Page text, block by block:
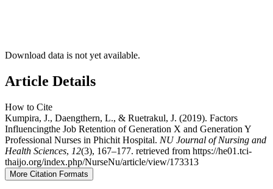
Download data is not yet available.
Article Details
How to Cite
Kumpira, J., Daengthern, L., & Ruetrakul, J. (2019). Factors
Influencingthe Job Retention of Generation X and Generation Y
Professional Nurses in Phichit Hospital. NU Journal of Nursing and
Health Sciences, 12(3), 167–177. retrieved from https://he01.tci-
thaijo.org/index.php/NurseNu/article/view/173313
More Citation Formats